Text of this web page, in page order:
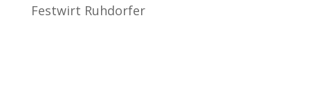
Festwirt Ruhdorfer